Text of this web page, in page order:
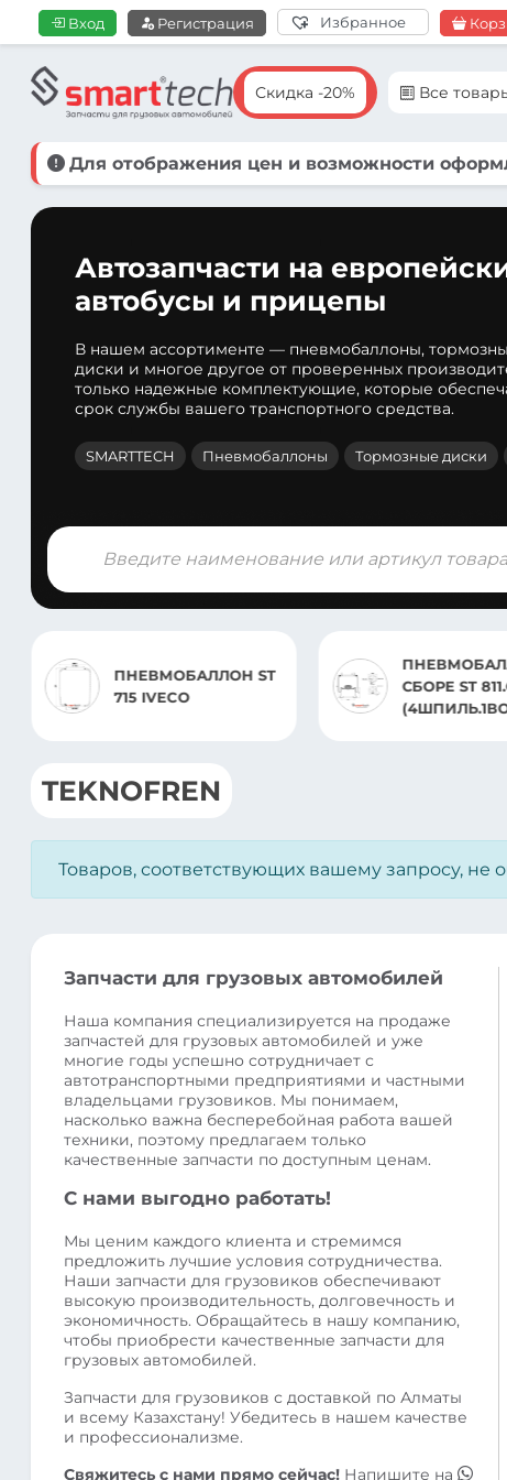
Вход Регистрация Избранное
Скидка -20% Все
Для отображения цен и возможности
Автозапчасти на
автобусы и прицепы
В нашем ассортименте — пневмобаллоны,
диски и многое другое от проверенных
только надежные комплектующие, которые
срок службы вашего транспортного средства.
SMARTTECH Пневмобаллоны Тормозные диски
Поиск
товаров
ПНЕВМОБАЛЛОН ST
715 IVECO
СБОРЕ ST
TEKNOFREN
Товаров, соответствующих вашему запросу, не
Запчасти для грузовых автомобилей
Наша компания специализируется на продаже
запчастей для грузовых автомобилей и уже
многие годы успешно сотрудничает с
автотранспортными предприятиями и частными
владельцами грузовиков. Мы понимаем,
насколько важна бесперебойная работа вашей
техники, поэтому предлагаем только
качественные запчасти по доступным ценам.
С нами выгодно работать!
Мы ценим каждого клиента и стремимся
предложить лучшие условия сотрудничества.
Наши запчасти для грузовиков обеспечивают
высокую производительность, долговечность и
экономичность. Обращайтесь в нашу компанию,
чтобы приобрести качественные запчасти для
грузовых автомобилей.
Запчасти для грузовиков с доставкой по Алматы
и всему Казахстану! Убедитесь в нашем качестве
и профессионализме.
Свяжитесь с нами прямо сейчас! Напишите на